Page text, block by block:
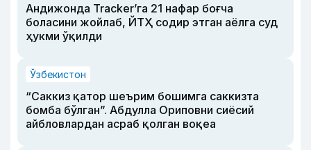
Андижонда Tracker’га 21 нафар боғча
боласини жойлаб, ЙТҲ содир этган аёлга суд
ҳукми ўқилди
Ўзбекистон
“Саккиз қатор шеърим бошимга саккизта
бомба бўлган”. Абдулла Ориповни сиёсий
айбловлардан асраб қолган воқеа